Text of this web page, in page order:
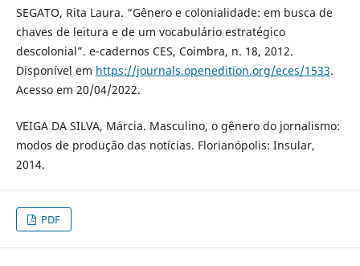
SEGATO, Rita Laura. “Gênero e colonialidade: em busca de
chaves de leitura e de um vocabulário estratégico
descolonial”. e-cadernos CES, Coimbra, n. 18, 2012.
Disponível em https://journals.openedition.org/eces/1533.
Acesso em 20/04/2022.
VEIGA DA SILVA, Márcia. Masculino, o gênero do jornalismo:
modos de produção das notícias. Florianópolis: Insular,
2014.
PDF